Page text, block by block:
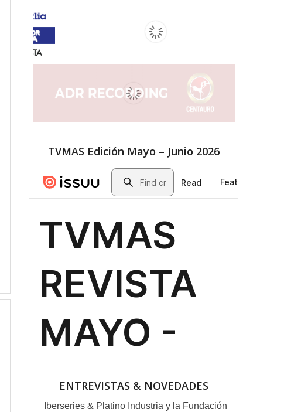
TVMAS Edición Mayo – Junio 2026
ENTREVISTAS & NOVEDADES
Iberseries & Platino Industria y la Fundación